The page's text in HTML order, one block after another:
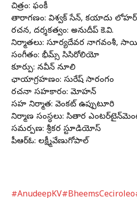
చిత్రం: ఫంకీ
తారాగణం: విశ్వక్ సేన్, కయాదు లోహర్‌
రచన, దర్శకత్వం: అనుదీప్ కె.వి.
నిర్మాతలు: సూర్యదేవర నాగవంశీ,
సంగీతం: భీమ్స్ సిసిరోలియో
కూర్పు: నవీన్ నూలి
ఛాయాగ్రహణం: సురేష్ సారంగం
రచనా సహకారం: మోహన్
సహ నిర్మాత: వెంకట్ ఉప్పుటూరి
నిర్మాణ సంస్థలు: సితార
సమర్పణ: శ్రీకర స్టూడియోస్
పీఆర్ఓ: లక్ష్మీవేణుగోపాల్
#AnudeepKV#BheemsCeciroleo